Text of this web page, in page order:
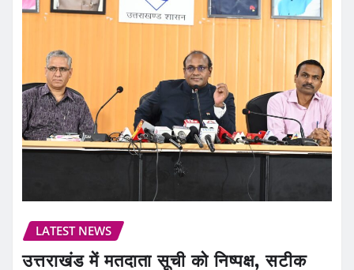
LATEST NEWS
उत्तराखंड में मतदाता सूची को निष्पक्ष, सटीक